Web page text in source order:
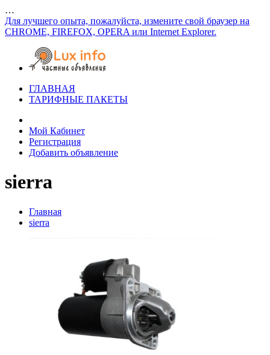
…
Для лучшего опыта, пожалуйста, измените свой браузер на
CHROME, FIREFOX, OPERA или Internet Explorer.
ГЛАВНАЯ
ТАРИФНЫЕ ПАКЕТЫ
Мой Кабинет
Регистрация
Добавить объявление
sierra
Главная
sierra